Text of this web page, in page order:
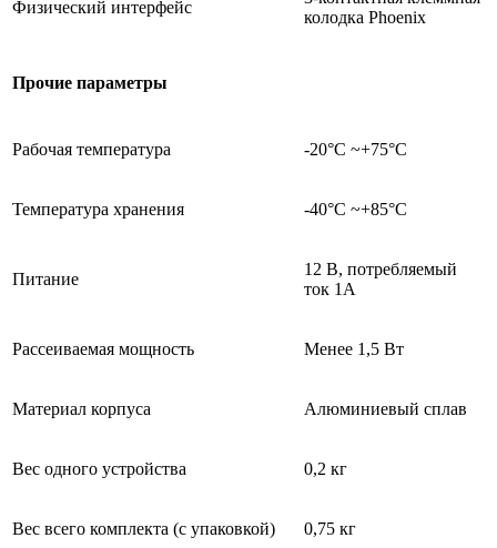
Физический интерфейс
колодка Phoenix
Прочие параметры
Рабочая температура -20°C ~+75°C
Температура хранения -40°C ~+85°C
Питание
12 В, потребляемый
ток 1А
Рассеиваемая мощность Менее 1,5 Вт
Материал корпуса Алюминиевый сплав
Вес одного устройства 0,2 кг
Вес всего комплекта (с упаковкой) 0,75 кг